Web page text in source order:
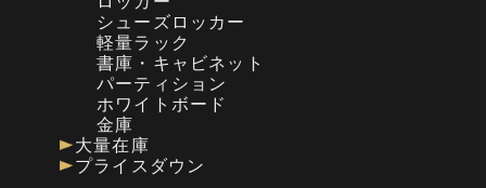
シューズロッカー
軽量ラック
書庫・キャビネット
パーティション
ホワイトボード
金庫
大量在庫
プライスダウン